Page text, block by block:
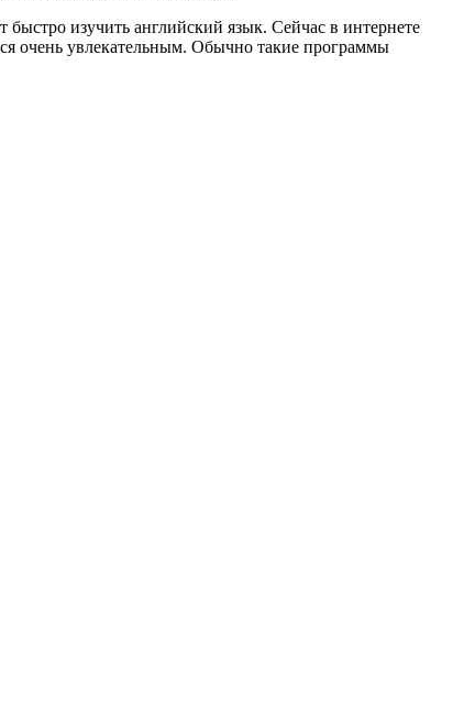
изучить английский язык. Сейчас в интернете
очень увлекательным. Обычно такие программы